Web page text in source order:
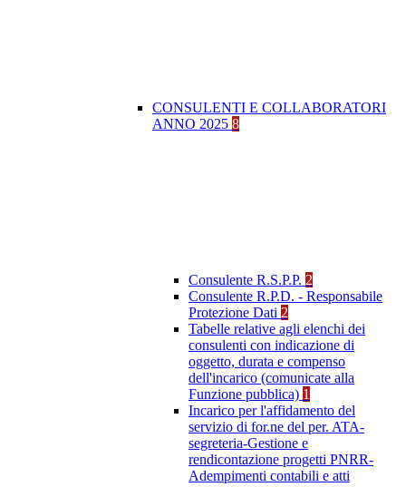
CONSULENTI E COLLABORATORI
ANNO 2025 8
Consulente R.S.P.P. 2
Consulente R.P.D. - Responsabile
Protezione Dati 2
Tabelle relative agli elenchi dei
consulenti con indicazione di
oggetto, durata e compenso
dell'incarico (comunicate alla
Funzione pubblica) 1
Incarico per l'affidamento del
servizio di for.ne del per. ATA-
segreteria-Gestione e
rendicontazione progetti PNRR-
Adempimenti contabili e atti